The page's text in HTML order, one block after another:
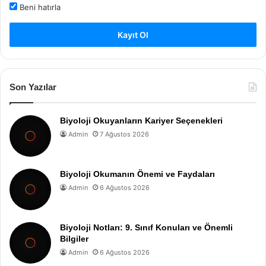
Beni hatırla
Kayıt Ol
Son Yazılar
Biyoloji Okuyanların Kariyer Seçenekleri
Admin 7 Ağustos 2026
Biyoloji Okumanın Önemi ve Faydaları
Admin 6 Ağustos 2026
Biyoloji Notları: 9. Sınıf Konuları ve Önemli
Bilgiler
Admin 6 Ağustos 2026